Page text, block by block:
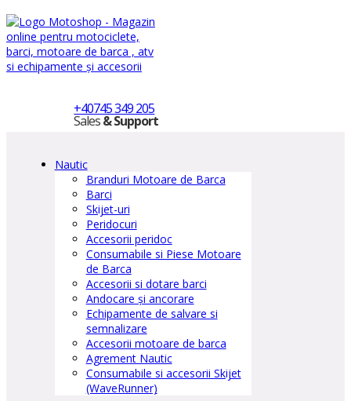
+40745 349 205
Sales& Support
Nautic
Branduri Motoare de Barca
Barci
Skijet-uri
Peridocuri
Accesorii peridoc
Consumabile si Piese Motoare
de Barca
Accesorii si dotare barci
Andocare și ancorare
Echipamente de salvare si
semnalizare
Accesorii motoare de barca
Agrement Nautic
Consumabile si accesorii Skijet
(WaveRunner)